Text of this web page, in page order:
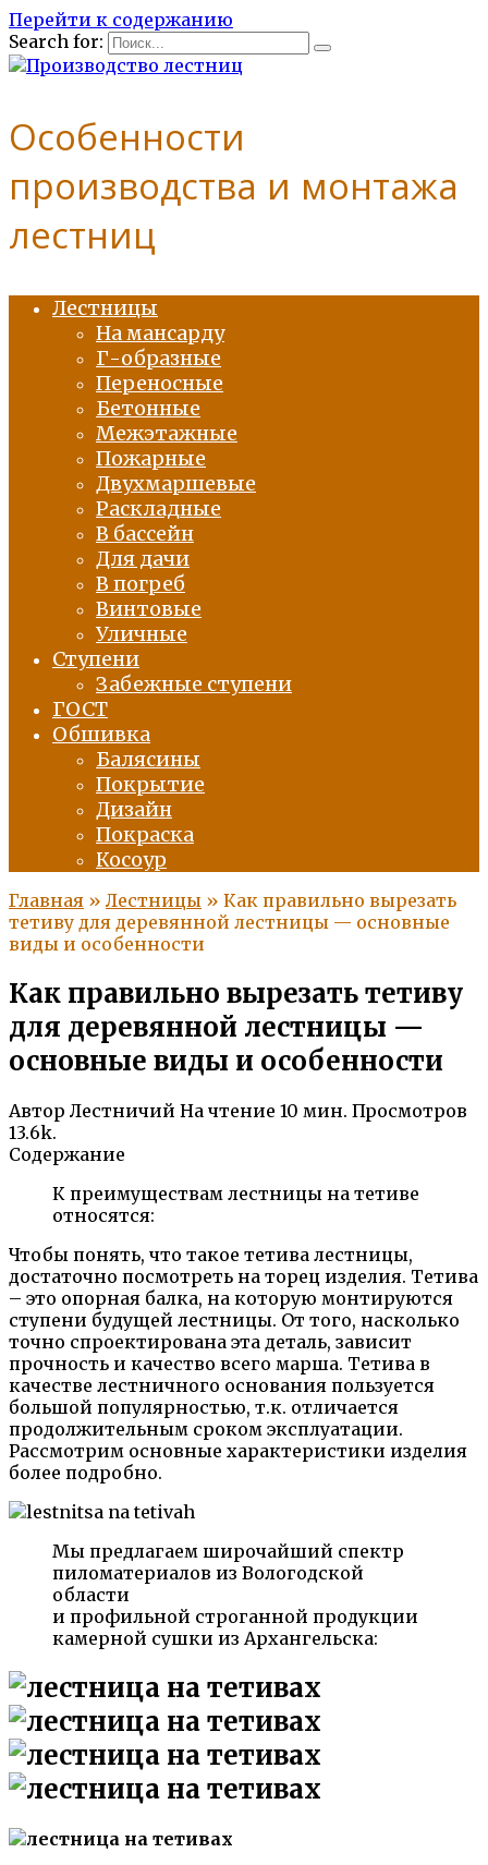
Перейти к содержанию
Search for:
Особенности
производства и монтажа
лестниц
Лестницы
На мансарду
Г-образные
Переносные
Бетонные
Межэтажные
Пожарные
Двухмаршевые
Раскладные
В бассейн
Для дачи
В погреб
Винтовые
Уличные
Ступени
Забежные ступени
ГОСТ
Обшивка
Балясины
Покрытие
Дизайн
Покраска
Косоур
Главная » Лестницы » Как правильно вырезать
тетиву для деревянной лестницы — основные
виды и особенности
Как правильно вырезать тетиву
для деревянной лестницы —
основные виды и особенности
Автор Лестничий На чтение 10 мин. Просмотров
13.6k.
Содержание
К преимуществам лестницы на тетиве
относятся:
Чтобы понять, что такое тетива лестницы,
достаточно посмотреть на торец изделия. Тетива
– это опорная балка, на которую монтируются
ступени будущей лестницы. От того, насколько
точно спроектирована эта деталь, зависит
прочность и качество всего марша. Тетива в
качестве лестничного основания пользуется
большой популярностью, т.к. отличается
продолжительным сроком эксплуатации.
Рассмотрим основные характеристики изделия
более подробно.
Мы предлагаем широчайший спектр
пиломатериалов из Вологодской
области
и профильной строганной продукции
камерной сушки из Архангельска: